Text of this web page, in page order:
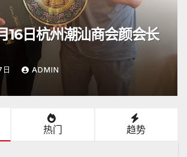
公告
2026年4月26日《潮人》杂志
达日本
2026年4月26日
热门 趋势